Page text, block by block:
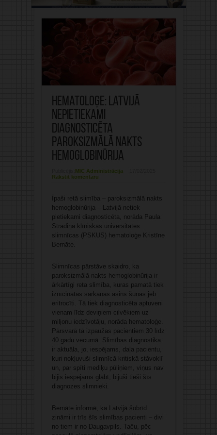
Hematoloģe: Latvijā
nepietiekami
diagnosticēta
paroksizmālā nakts
hemoglobinūrija
MIC Administrācija
Rakstīt komentāru
Īpaši retā slimība – paroksizmālā nakts
hemoglobinūrija – Latvijā netiek
pietiekami diagnosticēta, norāda Paula
Stradiņa klīniskās universitātes
slimnīcas (PSKUS) hematoloģe Kristīne
Bernāte.
Slimnīcas pārstāve skaidro, ka
paroksizmālā nakts hemoglobinūrija ir
ārkārtīgi reta slimība, kuras pamatā tiek
iznīcinātas sarkanās asins šūnas jeb
eritrocīti. Tā tiek diagnosticēta aptuveni
vienam līdz deviņiem cilvēkiem uz
miljonu iedzīvotāju, norāda hematoloģe.
Pārsvarā tā izpaužas pacientiem 30 līdz
40 gadu vecumā. Slimības diagnostika
ir aktuāla, jo, iespējams, daļa pacientu,
kuri nokļuvuši slimnīcā kritiskā stāvoklī
un, par spīti mediķu pūliņiem, viņus nav
bijis iespējams glābt, bijuši tieši šīs
diagnozes slimnieki.
Bernāte informē, ka Latvijā šobrīd
zināmi ir trīs šīs slimības pacienti – divi
no tiem ir no Daugavpils. Taču, pēc